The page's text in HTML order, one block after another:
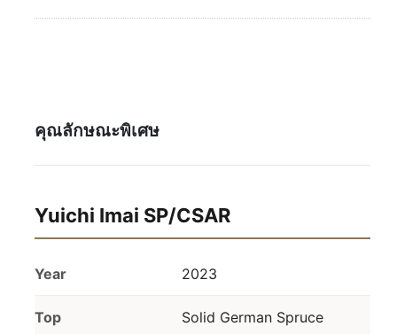
คุณลักษณะพิเศษ
Yuichi Imai SP/CSAR
Year 2023
Top Solid German Spruce